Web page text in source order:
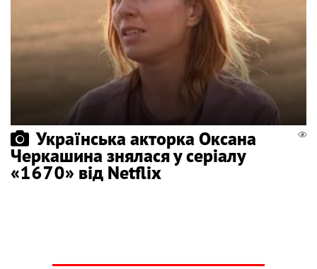
Українська акторка Оксана
Черкашина знялася у серіалу
«1670» від Netflix